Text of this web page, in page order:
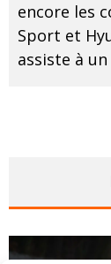
encore les
Sport et
assiste à